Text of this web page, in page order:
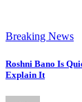
Breaking News
Roshni Bano Is
Explain It